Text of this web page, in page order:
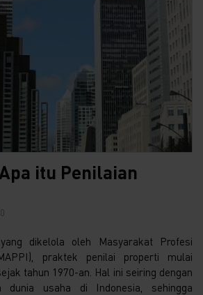
itu Penilaian
dikelola oleh Masyarakat Profesi
praktek penilai properti mulai
tahun 1970-an. Hal ini seiring dengan
dunia usaha di Indonesia, sehingga